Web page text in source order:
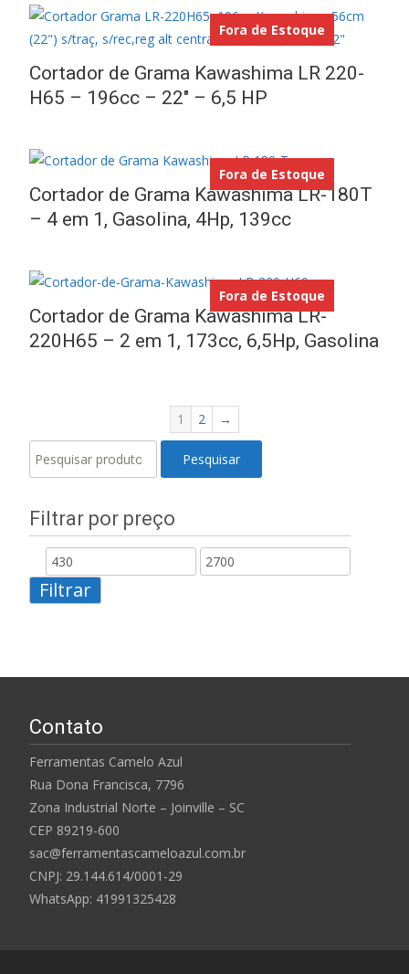
Fora de Estoque
Cortador de Grama Kawashima LR 220-
H65 – 196cc – 22″ – 6,5 HP
Fora de Estoque
Cortador de Grama Kawashima LR-180T
– 4 em 1, Gasolina, 4Hp, 139cc
Fora de Estoque
Cortador de Grama Kawashima LR-
220H65 – 2 em 1, 173cc, 6,5Hp, Gasolina
1 2
→
por:
Pesquisar
Filtrar por preço
Preço
mínimo
Preço
Filtrar
Contato
Ferramentas Camelo Azul
Rua Dona Francisca, 7796
Zona Industrial Norte – Joinville – SC
CEP 89219-600
sac@ferramentascameloazul.com.br
CNPJ: 29.144.614/0001-29
WhatsApp: 41991325428